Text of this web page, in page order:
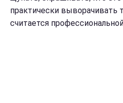
практически выворачивать
считается